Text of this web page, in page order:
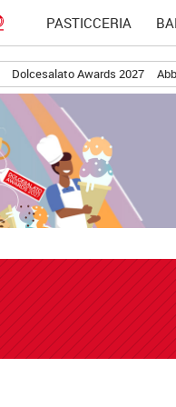
PASTICCERIA
Dolcesalato Awards 2027